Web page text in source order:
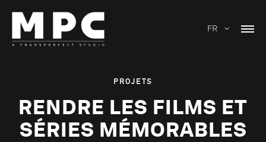
FR
PROJETS
RENDRE LES FILMS ET
SÉRIES MÉMORABLES